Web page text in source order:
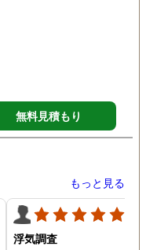
無料見積もり
もっと見る
浮気調査